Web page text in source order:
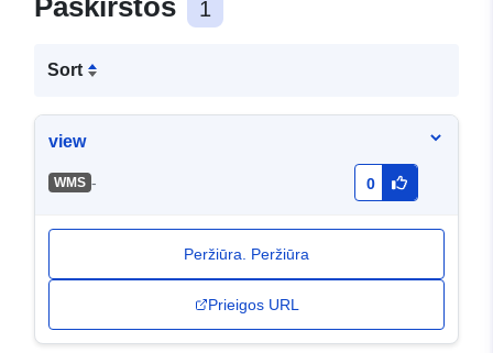
Paskirstos 1
Sort
view
WMS - 0
Peržiūra. Peržiūra
Prieigos URL